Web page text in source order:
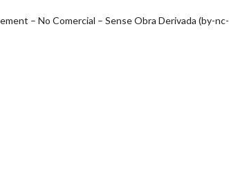
– No Comercial – Sense Obra Derivada (by-nc-